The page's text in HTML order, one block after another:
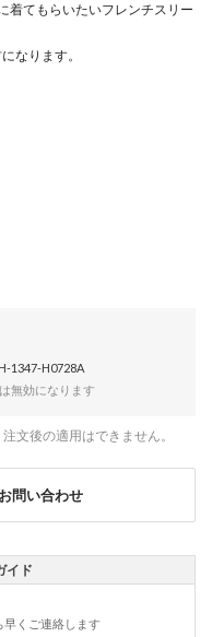
着てもらいたいフレンチスリー
なります。
1347-H0728A
無効になります
文後の適用はできません。
問い合わせ
イド
くご連絡します